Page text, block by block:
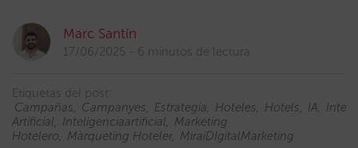
Marc Santín
17/06/2025 6 minutos de lectura
Etiquetas del post:
Campañas
Campanyes Estrategia Hoteles Hotels IA
Artificial
Inteligenciaartificial
Marketing
Hotelero
Màrqueting Hoteler MiraiDIgitalMarketing